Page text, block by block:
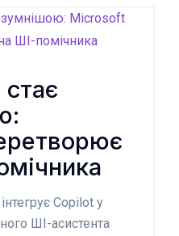
Copilot у
ШІ-асистента